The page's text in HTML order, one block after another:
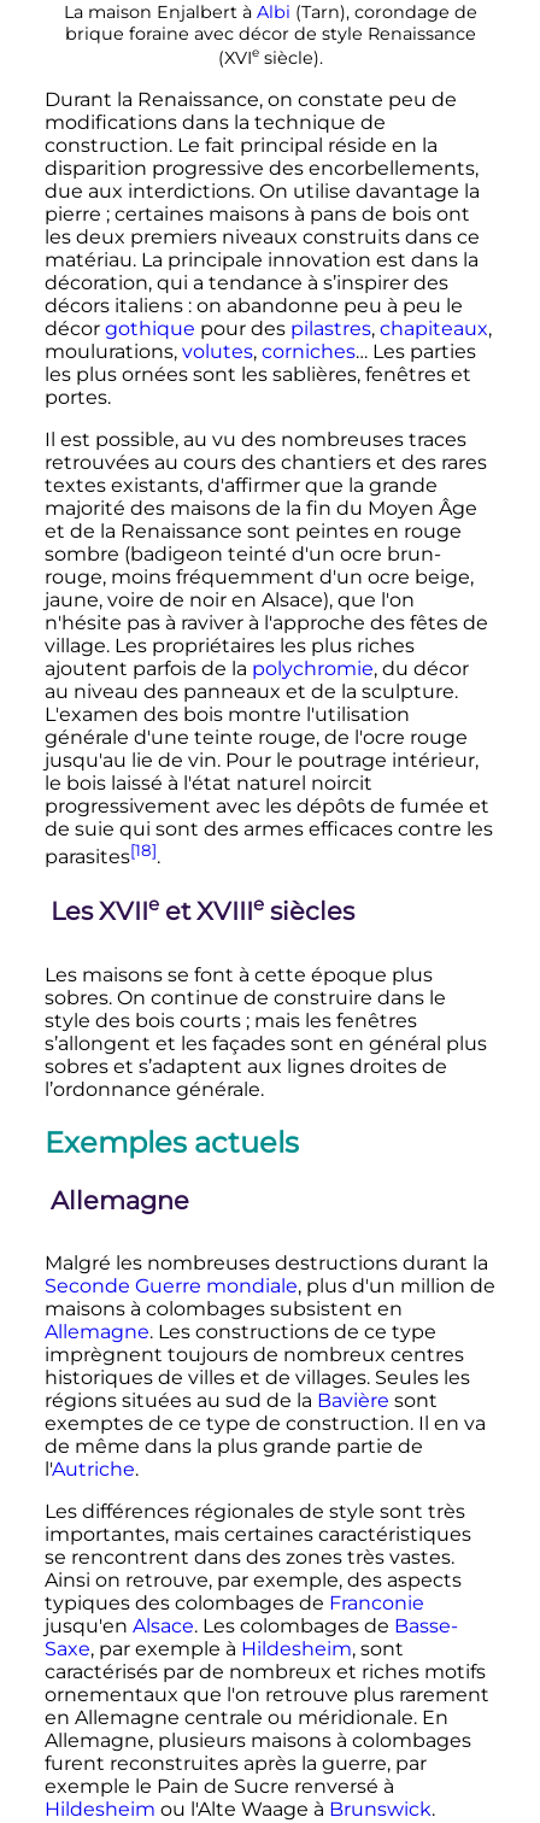
La maison Enjalbert à Albi (Tarn), corondage de
brique foraine avec décor de style Renaissance
(XVIe siècle).
Durant la Renaissance, on constate peu de
modifications dans la technique de
construction. Le fait principal réside en la
disparition progressive des encorbellements,
due aux interdictions. On utilise davantage la
pierre ; certaines maisons à pans de bois ont
les deux premiers niveaux construits dans ce
matériau. La principale innovation est dans la
décoration, qui a tendance à s’inspirer des
décors italiens : on abandonne peu à peu le
décor gothique pour des pilastres, chapiteaux,
moulurations, volutes, corniches… Les parties
les plus ornées sont les sablières, fenêtres et
portes.
Il est possible, au vu des nombreuses traces
retrouvées au cours des chantiers et des rares
textes existants, d'affirmer que la grande
majorité des maisons de la fin du Moyen Âge
et de la Renaissance sont peintes en rouge
sombre (badigeon teinté d'un ocre brun-
rouge, moins fréquemment d'un ocre beige,
jaune, voire de noir en Alsace), que l'on
n'hésite pas à raviver à l'approche des fêtes de
village. Les propriétaires les plus riches
ajoutent parfois de la polychromie, du décor
au niveau des panneaux et de la sculpture.
L'examen des bois montre l'utilisation
générale d'une teinte rouge, de l'ocre rouge
jusqu'au lie de vin. Pour le poutrage intérieur,
le bois laissé à l'état naturel noircit
progressivement avec les dépôts de fumée et
de suie qui sont des armes efficaces contre les
parasites[18].
LesXVIIe et XVIIIe siècles
Les maisons se font à cette époque plus
sobres. On continue de construire dans le
style des bois courts ; mais les fenêtres
s’allongent et les façades sont en général plus
sobres et s’adaptent aux lignes droites de
l’ordonnance générale.
Exemples actuels
Allemagne
Malgré les nombreuses destructions durant la
Seconde Guerre mondiale, plus d'un million de
maisons à colombages subsistent en
Allemagne. Les constructions de ce type
imprègnent toujours de nombreux centres
historiques de villes et de villages. Seules les
régions situées au sud de la Bavière sont
exemptes de ce type de construction. Il en va
de même dans la plus grande partie de
l'Autriche.
Les différences régionales de style sont très
importantes, mais certaines caractéristiques
se rencontrent dans des zones très vastes.
Ainsi on retrouve, par exemple, des aspects
typiques des colombages de Franconie
jusqu'en Alsace. Les colombages de Basse-
Saxe, par exemple à Hildesheim, sont
caractérisés par de nombreux et riches motifs
ornementaux que l'on retrouve plus rarement
en Allemagne centrale ou méridionale. En
Allemagne, plusieurs maisons à colombages
furent reconstruites après la guerre, par
exemple le Pain de Sucre renversé à
Hildesheim ou l'Alte Waage à Brunswick.